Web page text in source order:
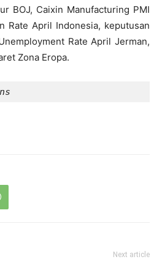
BOJ, Caixin Manufacturing PMI
Rate April Indonesia, keputusan
Rate April Jerman,
Zona Eropa.
Next article